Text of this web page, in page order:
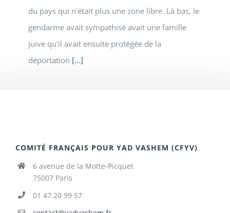
du pays qui n'était plus une zone libre. Là bas, le
gendarme avait sympathisé avait une famille
juive qu'il avait ensuite protégée de la
déportation [...]
COMITÉ FRANÇAIS POUR YAD VASHEM (CFYV)
6 avenue de la Motte-Picquet
75007 Paris
01 47 20 99 57